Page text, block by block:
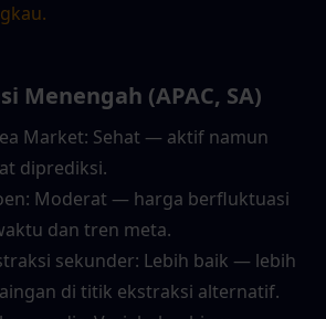
Menengah (APAC, SA)
Market: Sehat — aktif namun
diprediksi.
Moderat — harga berfluktuasi
dan tren meta.
sekunder: Lebih baik — lebih
di titik ekstraksi alternatif.